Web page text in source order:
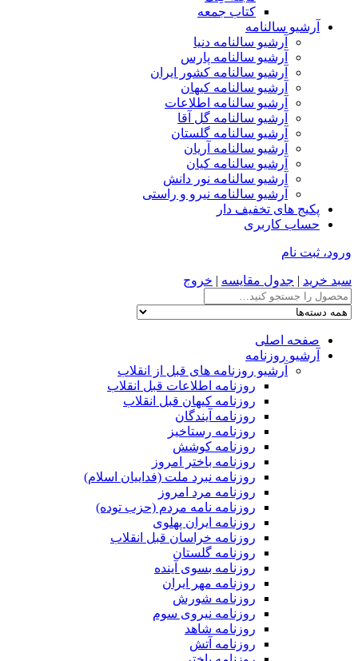
کتاب جمعه
آرشیو سالنامه
آرشیو سالنامه دنیا
آرشیو سالنامه پارس
آرشیو سالنامه کشور ایران
آرشیو سالنامه کیهان
آرشیو سالنامه اطلاعات
آرشیو سالنامه گل آقا
آرشیو سالنامه گلستان
آرشیو سالنامه آریان
آرشیو سالنامه کیان
آرشیو سالنامه نور دانش
آرشیو سالنامه نیرو و راستی
پکیج های تخفیف دار
حساب کاربری
ورود، ثبت نام
سبد خرید | جدول مقایسه | خروج
صفحه اصلی
آرشیو روزنامه
آرشیو روزنامه های قبل از انقلاب
روزنامه اطلاعات قبل انقلاب
روزنامه کیهان قبل انقلاب
روزنامه آیندگان
روزنامه رستاخیز
روزنامه کوشش
روزنامه باختر امروز
روزنامه نبرد ملت (فداییان اسلام)
روزنامه مرد امروز
روزنامه نامه مردم (حزب توده)
روزنامه ایران پهلوی
روزنامه خراسان قبل انقلاب
روزنامه گلستان
روزنامه بسوی آینده
روزنامه مهر ایران
روزنامه شورش
روزنامه نیروی سوم
روزنامه شاهد
روزنامه آتش